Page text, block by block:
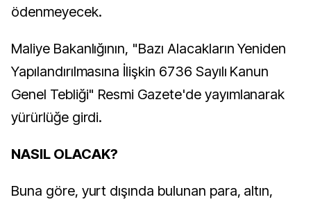
ödenmeyecek.
Maliye Bakanlığının, "Bazı Alacakların Yeniden
Yapılandırılmasına İlişkin 6736 Sayılı Kanun
Genel Tebliği" Resmi Gazete'de yayımlanarak
yürürlüğe girdi.
NASIL OLACAK?
Buna göre, yurt dışında bulunan para, altın,